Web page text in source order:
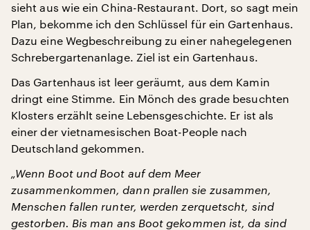
sieht aus wie ein China-Restaurant. Dort, so sagt mein
Plan, bekomme ich den Schlüssel für ein Gartenhaus.
Dazu eine Wegbeschreibung zu einer nahegelegenen
Schrebergartenanlage. Ziel ist ein Gartenhaus.
Das Gartenhaus ist leer geräumt, aus dem Kamin
dringt eine Stimme. Ein Mönch des grade besuchten
Klosters erzählt seine Lebensgeschichte. Er ist als
einer der vietnamesischen Boat-People nach
Deutschland gekommen.
„Wenn Boot und Boot auf dem Meer
zusammenkommen, dann prallen sie zusammen,
Menschen fallen runter, werden zerquetscht, sind
gestorben. Bis man ans Boot gekommen ist, da sind